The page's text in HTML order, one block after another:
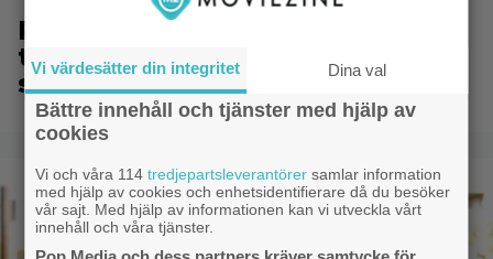
På TV ikväll: Bortglömda
thrillern som Harrison Ford är
stolt över: ”Bra film”
Vi värdesätter din integritet Dina val
Bättre innehåll och tjänster med hjälp av
cookies
Vi och våra 114tredjepartsleverantörer samlar information
med hjälp av cookies och enhetsidentifierare då du besöker
vår sajt. Med hjälp av informationen kan vi utveckla vårt
innehåll och våra tjänster.